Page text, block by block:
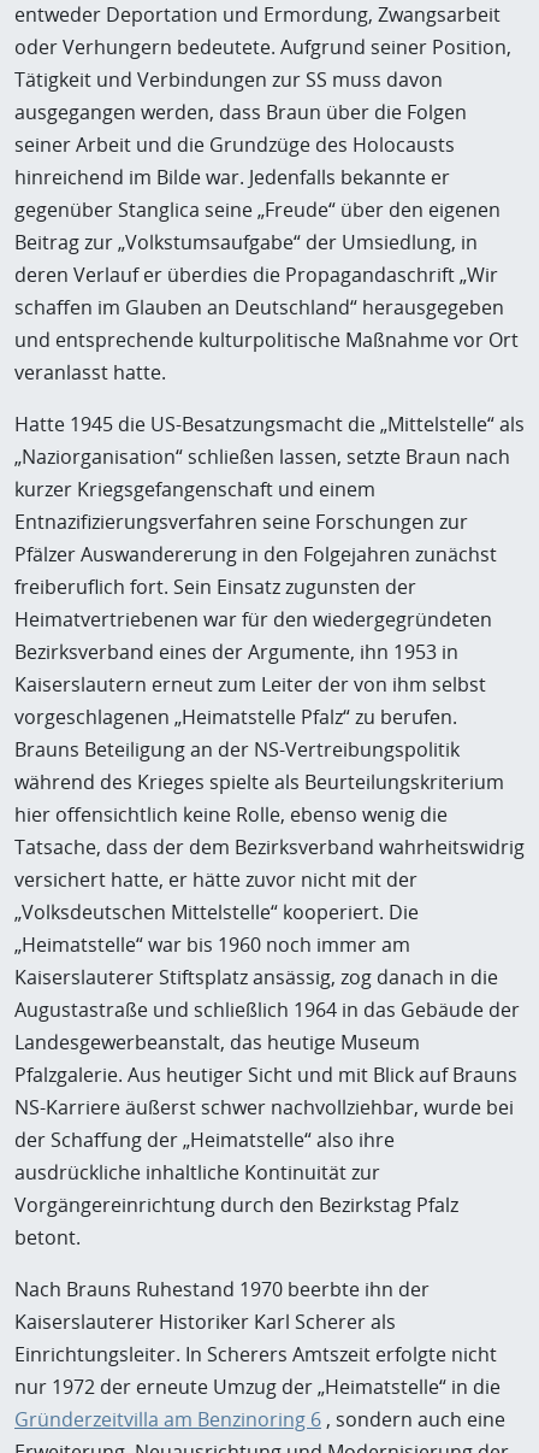
entweder Deportation und Ermordung, Zwangsarbeit
oder Verhungern bedeutete. Aufgrund seiner Position,
Tätigkeit und Verbindungen zur SS muss davon
ausgegangen werden, dass Braun über die Folgen
seiner Arbeit und die Grundzüge des Holocausts
hinreichend im Bilde war. Jedenfalls bekannte er
gegenüber Stanglica seine „Freude“ über den eigenen
Beitrag zur „Volkstumsaufgabe“ der Umsiedlung, in
deren Verlauf er überdies die Propagandaschrift „Wir
schaffen im Glauben an Deutschland“ herausgegeben
und entsprechende kulturpolitische Maßnahme vor Ort
veranlasst hatte.
Hatte 1945 die US-Besatzungsmacht die „Mittelstelle“ als
„Naziorganisation“ schließen lassen, setzte Braun nach
kurzer Kriegsgefangenschaft und einem
Entnazifizierungsverfahren seine Forschungen zur
Pfälzer Auswandererung in den Folgejahren zunächst
freiberuflich fort. Sein Einsatz zugunsten der
Heimatvertriebenen war für den wiedergegründeten
Bezirksverband eines der Argumente, ihn 1953 in
Kaiserslautern erneut zum Leiter der von ihm selbst
vorgeschlagenen „Heimatstelle Pfalz“ zu berufen.
Brauns Beteiligung an der NS-Vertreibungspolitik
während des Krieges spielte als Beurteilungskriterium
hier offensichtlich keine Rolle, ebenso wenig die
Tatsache, dass der dem Bezirksverband wahrheitswidrig
versichert hatte, er hätte zuvor nicht mit der
„Volksdeutschen Mittelstelle“ kooperiert. Die
„Heimatstelle“ war bis 1960 noch immer am
Kaiserslauterer Stiftsplatz ansässig, zog danach in die
Augustastraße und schließlich 1964 in das Gebäude der
Landesgewerbeanstalt, das heutige Museum
Pfalzgalerie. Aus heutiger Sicht und mit Blick auf Brauns
NS-Karriere äußerst schwer nachvollziehbar, wurde bei
der Schaffung der „Heimatstelle“ also ihre
ausdrückliche inhaltliche Kontinuität zur
Vorgängereinrichtung durch den Bezirkstag Pfalz
betont.
Nach Brauns Ruhestand 1970 beerbte ihn der
Kaiserslauterer Historiker Karl Scherer als
Einrichtungsleiter. In Scherers Amtszeit erfolgte nicht
nur 1972 der erneute Umzug der „Heimatstelle“ in die
Gründerzeitvilla am Benzinoring 6 , sondern auch eine